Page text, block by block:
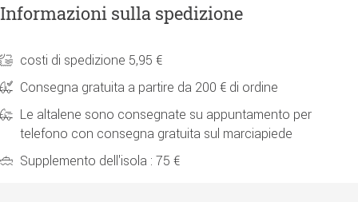
Informazioni sulla spedizione
costi di spedizione 5,95 €
Consegna gratuita a partire da 200 € di ordine
Le altalene sono consegnate su appuntamento per
telefono con consegna gratuita sul marciapiede
Supplemento dell'isola : 75 €